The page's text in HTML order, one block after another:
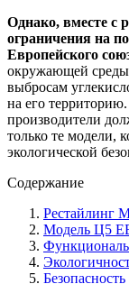
Однако, вместе с
ограничения на
Европейского
окружающей
выбросам
на его
производители
только те модели,
экологической
Содержание
Рестайлинг
Модель Ц5
Безопасность